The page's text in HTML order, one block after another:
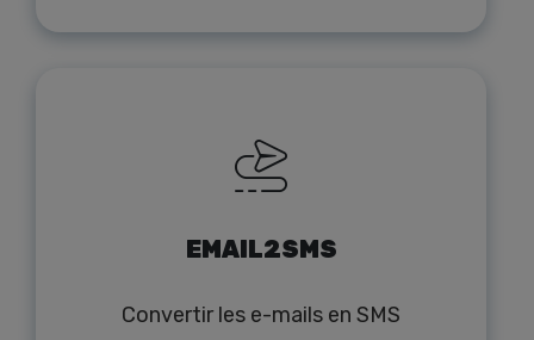
EMAIL2SMS
Convertir les e-mails en SMS